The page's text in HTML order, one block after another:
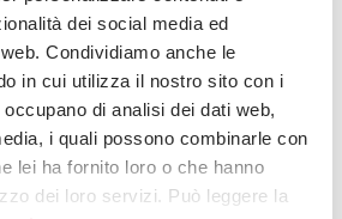
dei social media ed
Condividiamo anche le
in cui utilizza il nostro sito con i
di analisi dei dati web,
i quali possono combinarle con
lei ha fornito loro o che hanno
dei loro servizi. Può leggere la
Italy